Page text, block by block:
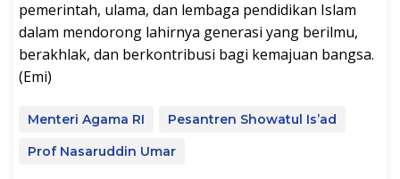
pemerintah, ulama, dan lembaga pendidikan Islam
dalam mendorong lahirnya generasi yang berilmu,
berakhlak, dan berkontribusi bagi kemajuan bangsa.
(Emi)
Menteri Agama RI
Pesantren Showatul Is’ad
Prof Nasaruddin Umar